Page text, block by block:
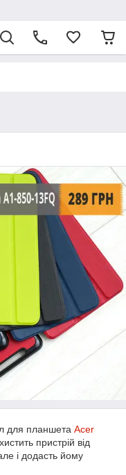
для планшета Acer
пристрій від
і додасть йому